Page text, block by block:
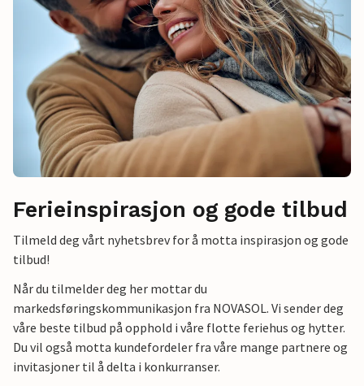
Ferieinspirasjon og gode tilbud
Tilmeld deg vårt nyhetsbrev for å motta inspirasjon og gode
tilbud!
Når du tilmelder deg her mottar du
markedsføringskommunikasjon fra NOVASOL. Vi sender deg
våre beste tilbud på opphold i våre flotte feriehus og hytter.
Du vil også motta kundefordeler fra våre mange partnere og
invitasjoner til å delta i konkurranser.